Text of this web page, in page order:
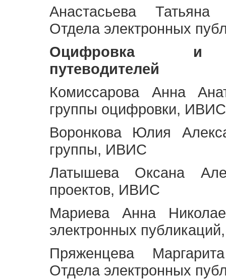
Анастасьева Татьяна
Отдела электронных
Оцифровка и
путеводителей
Комиссарова Анна
группы оцифровки, ИВИС
Воронкова Юлия
группы, ИВИС
Латышева Оксана
проектов, ИВИС
Мариева Анна
электронных
Пряженцева
Отдела электронных